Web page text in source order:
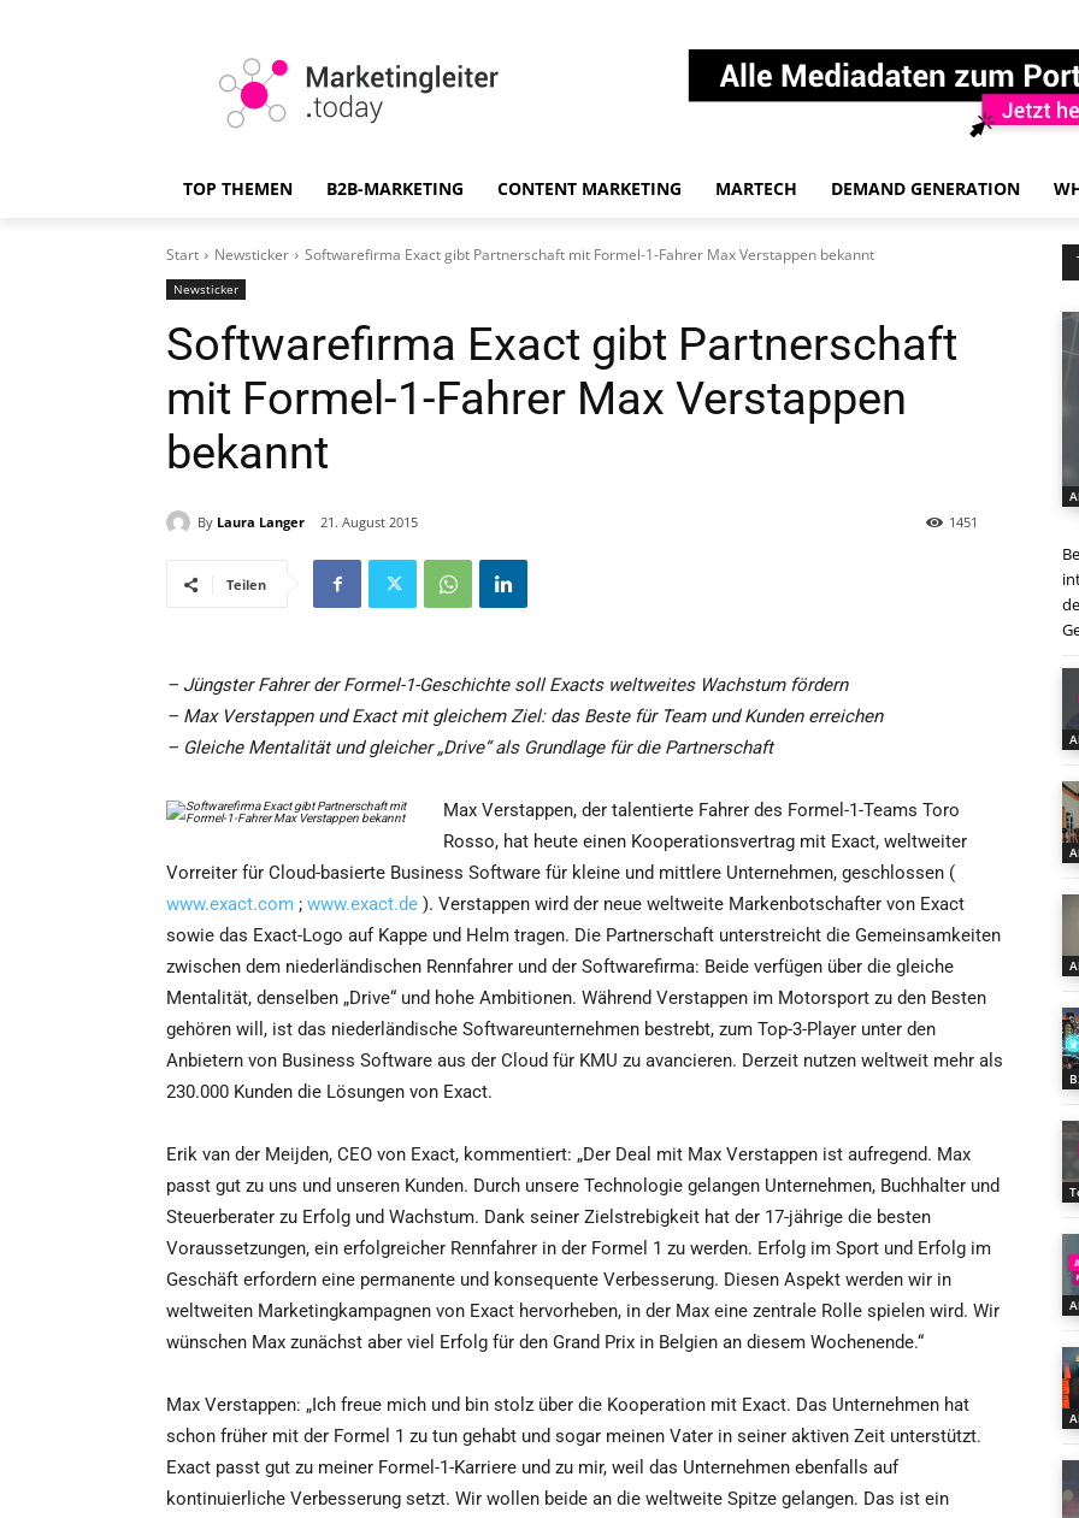
TOP THEMEN B2B-MARKETING CONTENT MARKETING MARTECH DEMAND GENERATION
Start Newsticker Softwarefirma Exact gibt Partnerschaft mit Formel-1-Fahrer Max Verstappen bekannt
Newsticker
Softwarefirma Exact gibt Partnerschaft
mit Formel-1-Fahrer Max Verstappen
bekannt
By Laura Langer 21. August 2015 1451
Teilen
– Jüngster Fahrer der Formel-1-Geschichte soll Exacts weltweites Wachstum fördern
– Max Verstappen und Exact mit gleichem Ziel: das Beste für Team und Kunden erreichen
– Gleiche Mentalität und gleicher „Drive“ als Grundlage für die Partnerschaft
Max Verstappen, der talentierte Fahrer des Formel-1-Teams Toro
Rosso, hat heute einen Kooperationsvertrag mit Exact, weltweiter
Vorreiter für Cloud-basierte Business Software für kleine und mittlere Unternehmen, geschlossen (
www.exact.com ; www.exact.de ). Verstappen wird der neue weltweite Markenbotschafter von Exact
sowie das Exact-Logo auf Kappe und Helm tragen. Die Partnerschaft unterstreicht die Gemeinsamkeiten
zwischen dem niederländischen Rennfahrer und der Softwarefirma: Beide verfügen über die gleiche
Mentalität, denselben „Drive“ und hohe Ambitionen. Während Verstappen im Motorsport zu den Besten
gehören will, ist das niederländische Softwareunternehmen bestrebt, zum Top-3-Player unter den
Anbietern von Business Software aus der Cloud für KMU zu avancieren. Derzeit nutzen weltweit mehr als
230.000 Kunden die Lösungen von Exact.
Erik van der Meijden, CEO von Exact, kommentiert: „Der Deal mit Max Verstappen ist aufregend. Max
passt gut zu uns und unseren Kunden. Durch unsere Technologie gelangen Unternehmen, Buchhalter und
Steuerberater zu Erfolg und Wachstum. Dank seiner Zielstrebigkeit hat der 17-jährige die besten
Voraussetzungen, ein erfolgreicher Rennfahrer in der Formel 1 zu werden. Erfolg im Sport und Erfolg im
Geschäft erfordern eine permanente und konsequente Verbesserung. Diesen Aspekt werden wir in
weltweiten Marketingkampagnen von Exact hervorheben, in der Max eine zentrale Rolle spielen wird. Wir
wünschen Max zunächst aber viel Erfolg für den Grand Prix in Belgien an diesem Wochenende.“
Max Verstappen: „Ich freue mich und bin stolz über die Kooperation mit Exact. Das Unternehmen hat
schon früher mit der Formel 1 zu tun gehabt und sogar meinen Vater in seiner aktiven Zeit unterstützt.
Exact passt gut zu meiner Formel-1-Karriere und zu mir, weil das Unternehmen ebenfalls auf
kontinuierliche Verbesserung setzt. Wir wollen beide an die weltweite Spitze gelangen. Das ist ein